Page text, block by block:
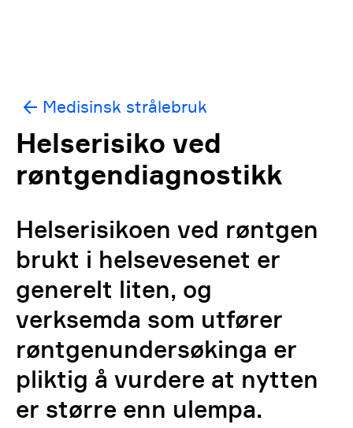
Medisinsk strålebruk
Helserisiko ved
røntgendiagnostikk
Helserisikoen ved røntgen
brukt i helsevesenet er
generelt liten, og
verksemda som utfører
røntgenundersøkinga er
pliktig å vurdere at nytten
er større enn ulempa.